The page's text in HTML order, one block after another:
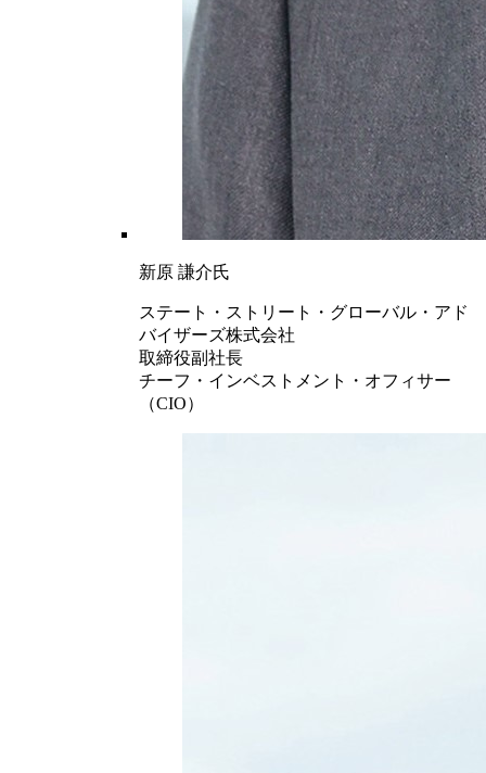
新原 謙介氏
ステート・ストリート・グローバル・アド
バイザーズ株式会社
取締役副社長
チーフ・インベストメント・オフィサー
（CIO）